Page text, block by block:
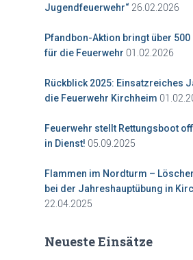
Jugendfeuerwehr“ 26.02.2026
Pfandbon-Aktion bringt über 500
für die Feuerwehr 01.02.2026
Rückblick 2025: Einsatzreiches
die Feuerwehr Kirchheim
Feuerwehr stellt Rettungsboot
in Dienst! 05.09.2025
Flammen im Nordturm –
bei der Jahreshauptübung in
22.04.2025
Neueste Einsätze